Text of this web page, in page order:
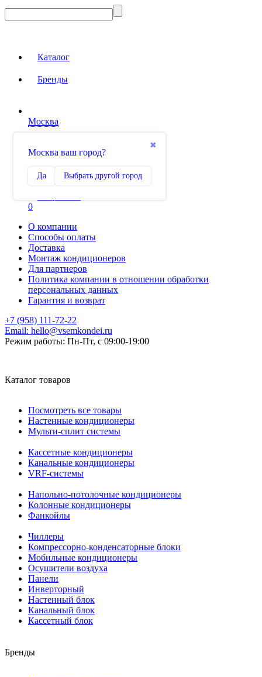
Каталог
Бренды
Москва
✖
Москва ваш город?
Да Выбрать другой город
Сравнение
0
О компании
Способы оплаты
Доставка
Монтаж кондиционеров
Для партнеров
Политика компании в отношении обработки
персональных данных
Гарантия и возврат
+7 (958) 111-72-22
Email: hello@vsemkondei.ru
Режим работы: Пн-Пт, с 09:00-19:00
Каталог товаров
Посмотреть все товары
Настенные кондиционеры
Мульти-сплит системы
Кассетные кондиционеры
Канальные кондиционеры
VRF-системы
Напольно-потолочные кондиционеры
Колонные кондиционеры
Фанкойлы
Чиллеры
Компрессорно-конденсаторные блоки
Мобильные кондиционеры
Осушители воздуха
Панели
Инверторный
Настенный блок
Канальный блок
Кассетный блок
Бренды